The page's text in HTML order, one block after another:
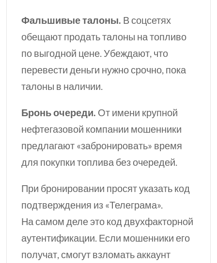
Фальшивые талоны. В соцсетях
обещают продать талоны на топливо
по выгодной цене. Убеждают, что
перевести деньги нужно срочно, пока
талоны в наличии.
Бронь очереди. От имени крупной
нефтегазовой компании мошенники
предлагают «забронировать» время
для покупки топлива без очередей.
При бронировании просят указать код
подтверждения из «Телеграма».
На самом деле это код двухфакторной
аутентификации. Если мошенники его
получат, смогут взломать аккаунт